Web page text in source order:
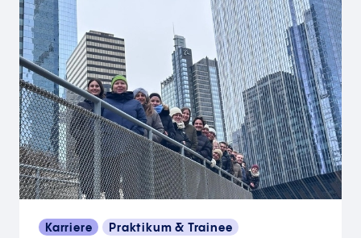
Karriere Praktikum & Trainee